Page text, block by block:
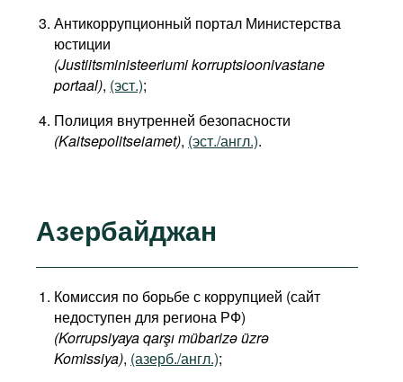
Антикоррупционный портал Министерства
юстиции
(Justiitsministeeriumi korruptsioonivastane
portaal), (эст.);
Полиция внутренней безопасности
(Kaitsepolitseiamet), (эст./англ.).
Азербайджан
Комиссия по борьбе с коррупцией (сайт
недоступен для региона РФ)
(Korrupsiyaya qarşı mübarizə üzrə
Komissiya), (азерб./англ.);